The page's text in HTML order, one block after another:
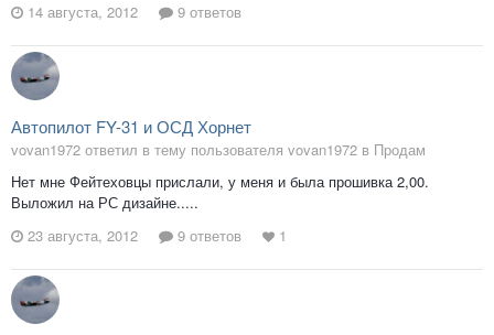
14 августа, 2012
9 ответов
Автопилот FY-31 и ОСД Хорнет
vovan1972 ответил в тему пользователя vovan1972 в Продам
Нет мне Фейтеховцы прислали, у меня и была прошивка 2,00.
Выложил на РС дизайне.....
23 августа, 2012
9 ответов 1